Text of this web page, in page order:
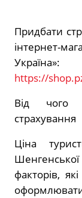
Придбати
інтернет-
Україна»:
https://
Від чого
страхування
Ціна
факторів,